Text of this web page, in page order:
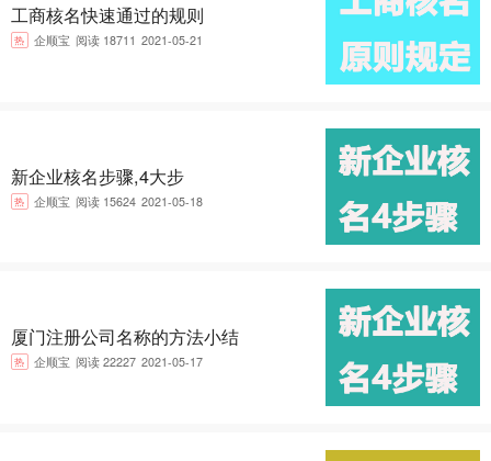
工商核名快速通过的规则
热 企顺宝 阅读 18711 2021-05-21
新企业核名步骤,4大步
热 企顺宝 阅读 15624 2021-05-18
厦门注册公司名称的方法小结
热 企顺宝 阅读 22227 2021-05-17